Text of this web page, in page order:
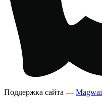
Поддержка сайта — Magwai